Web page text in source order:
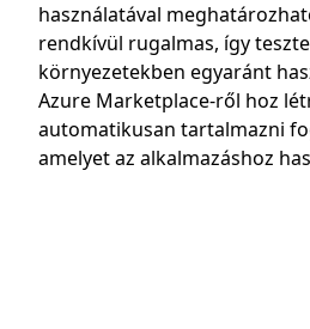
használatával
rendkívül rugalmas, így
környezetekben egyaránt
Azure Marketplace-ről hoz
automatikusan tartalmazni
amelyet az alkalmazáshoz